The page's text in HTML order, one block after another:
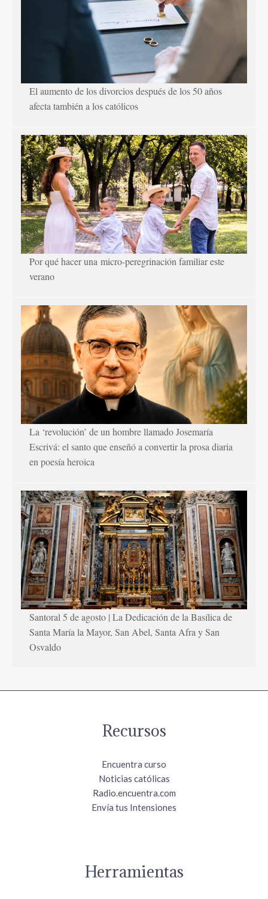
El aumento de los divorcios después de los 50 años
afecta también a los católicos
Por qué hacer una micro-peregrinación familiar este
verano
La ‘revolución’ de un hombre llamado Josemaría
Escrivá: el santo que enseñó a convertir la prosa diaria
en poesía heroica
Santoral 5 de agosto | La Dedicación de la Basílica de
Santa María la Mayor, San Abel, Santa Afra y San
Osvaldo
Recursos
Encuentra curso
Noticias católicas
Radio.encuentra.com
Envía tus Intensiones
Herramientas